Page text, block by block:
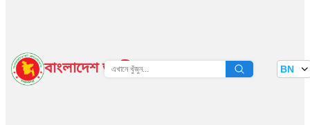
বাংলাদেশ জাতীয় তথ্য বাতায়ন BN